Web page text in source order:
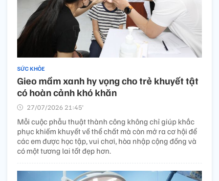
SỨC KHỎE
Gieo mầm xanh hy vọng cho trẻ khuyết tật
có hoàn cảnh khó khăn
27/07/2026 21:45’
Mỗi cuộc phẫu thuật thành công không chỉ giúp khắc
phục khiếm khuyết về thể chất mà còn mở ra cơ hội để
các em được học tập, vui chơi, hòa nhập cộng đồng và
có một tương lai tốt đẹp hơn.